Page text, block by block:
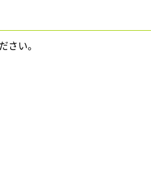
さい。